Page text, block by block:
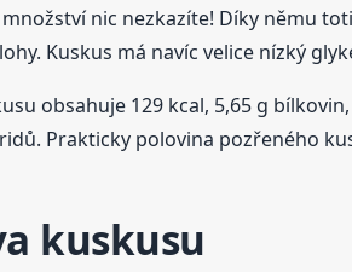
nic nezkazíte! Díky němu
Kuskus má navíc velice nízký
obsahuje 129 kcal, 5,65 g
Prakticky polovina pozřeného
kuskusu